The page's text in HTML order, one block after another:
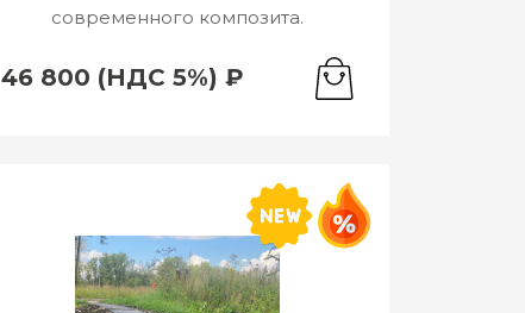
современного композита.
46 800 (НДС 5%) ₽